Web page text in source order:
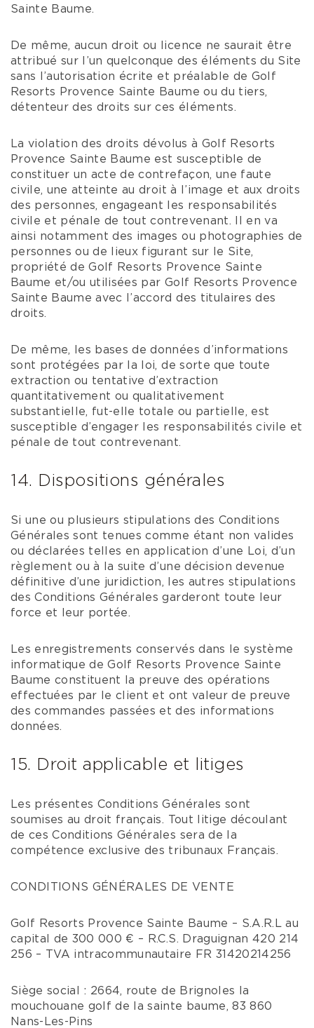
Sainte Baume.
De même, aucun droit ou licence ne saurait être
attribué sur l’un quelconque des éléments du Site
sans l’autorisation écrite et préalable de Golf
Resorts Provence Sainte Baume ou du tiers,
détenteur des droits sur ces éléments.
La violation des droits dévolus à Golf Resorts
Provence Sainte Baume est susceptible de
constituer un acte de contrefaçon, une faute
civile, une atteinte au droit à l’image et aux droits
des personnes, engageant les responsabilités
civile et pénale de tout contrevenant. Il en va
ainsi notamment des images ou photographies de
personnes ou de lieux figurant sur le Site,
propriété de Golf Resorts Provence Sainte
Baume et/ou utilisées par Golf Resorts Provence
Sainte Baume avec l’accord des titulaires des
droits.
De même, les bases de données d’informations
sont protégées par la loi, de sorte que toute
extraction ou tentative d’extraction
quantitativement ou qualitativement
substantielle, fut-elle totale ou partielle, est
susceptible d’engager les responsabilités civile et
pénale de tout contrevenant.
14. Dispositions générales
Si une ou plusieurs stipulations des Conditions
Générales sont tenues comme étant non valides
ou déclarées telles en application d’une Loi, d’un
règlement ou à la suite d’une décision devenue
définitive d’une juridiction, les autres stipulations
des Conditions Générales garderont toute leur
force et leur portée.
Les enregistrements conservés dans le système
informatique de Golf Resorts Provence Sainte
Baume constituent la preuve des opérations
effectuées par le client et ont valeur de preuve
des commandes passées et des informations
données.
15. Droit applicable et litiges
Les présentes Conditions Générales sont
soumises au droit français. Tout litige découlant
de ces Conditions Générales sera de la
compétence exclusive des tribunaux Français.
CONDITIONS GÉNÉRALES DE VENTE
Golf Resorts Provence Sainte Baume – S.A.R.L au
capital de 300 000 € – R.C.S. Draguignan 420 214
256 – TVA intracommunautaire FR 31420214256
Siège social : 2664, route de Brignoles la
mouchouane golf de la sainte baume, 83 860
Nans-Les-Pins